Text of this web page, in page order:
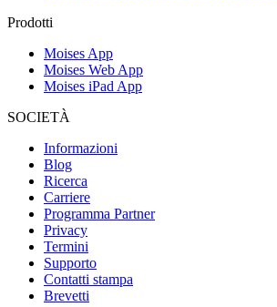
Prodotti
Moises App
Moises Web App
Moises iPad App
SOCIETÀ
Informazioni
Blog
Ricerca
Carriere
Programma Partner
Privacy
Termini
Supporto
Contatti stampa
Brevetti